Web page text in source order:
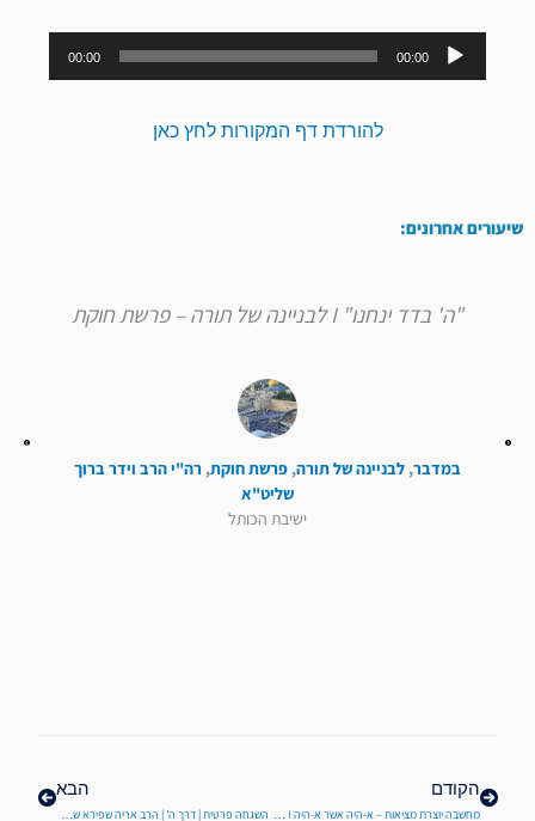
נגן
אודיו
00:00
00:00
להורדת דף המקורות לחץ כאן
שיעורים אחרונים:
"ה' בדד ינחנו" I לבניינה של תורה – פרשת חוקת
במדבר, לבניינה של תורה, פרשת חוקת, רה"י הרב וידר ברוך
שליט"א
ישיבת הכותל
הקודם הבא